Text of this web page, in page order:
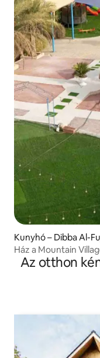
Kunyhó – Dibba Al-
Ház a Mountain
Az otthon